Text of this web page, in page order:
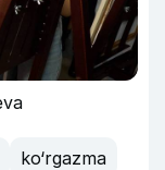
ko‘rgazma